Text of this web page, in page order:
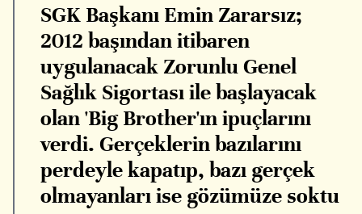
SGK Başkanı Emin Zararsız;
2012 başından itibaren
uygulanacak Zorunlu Genel
Sağlık Sigortası ile başlayacak
olan 'Big Brother'ın ipuçlarını
verdi. Gerçeklerin bazılarını
perdeyle kapatıp, bazı gerçek
olmayanları ise gözümüze soktu